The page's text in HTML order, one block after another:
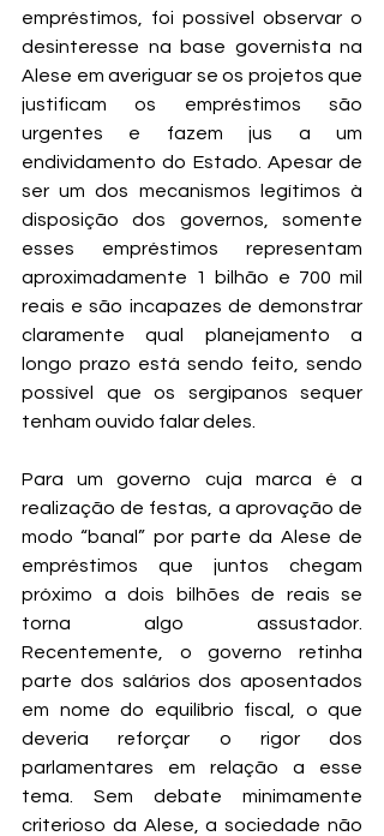
empréstimos, foi possível observar o
desinteresse na base governista na
Alese em averiguar se os projetos que
justificam os empréstimos são
urgentes e fazem jus a um
endividamento do Estado. Apesar de
ser um dos mecanismos legítimos à
disposição dos governos, somente
esses empréstimos representam
aproximadamente 1 bilhão e 700 mil
reais e são incapazes de demonstrar
claramente qual planejamento a
longo prazo está sendo feito, sendo
possível que os sergipanos sequer
tenham ouvido falar deles.
Para um governo cuja marca é a
realização de festas, a aprovação de
modo “banal” por parte da Alese de
empréstimos que juntos chegam
próximo a dois bilhões de reais se
torna algo assustador.
Recentemente, o governo retinha
parte dos salários dos aposentados
em nome do equilíbrio fiscal, o que
deveria reforçar o rigor dos
parlamentares em relação a esse
tema. Sem debate minimamente
criterioso da Alese, a sociedade não